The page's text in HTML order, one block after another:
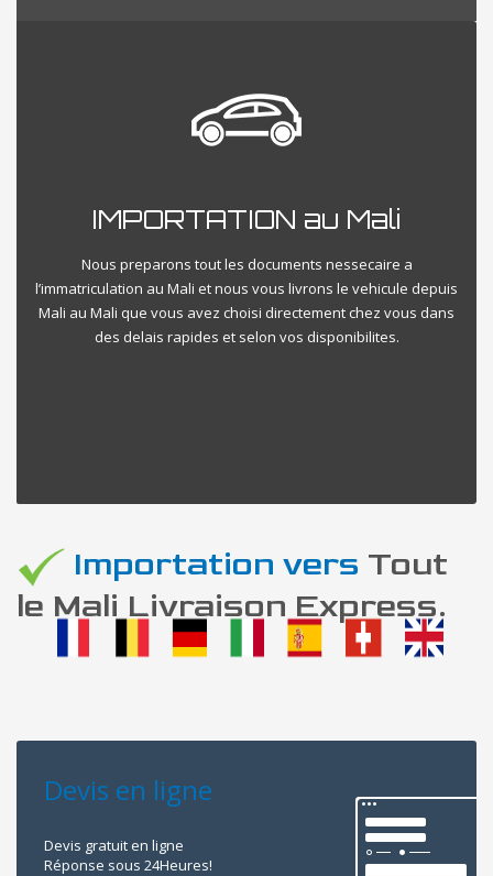
IMPORTATION au Mali
Nous preparons tout les documents nessecaire a
l’immatriculation au Mali et nous vous livrons le vehicule depuis
Mali au Mali que vous avez choisi directement chez vous dans
des delais rapides et selon vos disponibilites.
Importation vers Tout
le Mali Livraison Express.
Devis en ligne
Devis gratuit en ligne
Réponse sous 24Heures!